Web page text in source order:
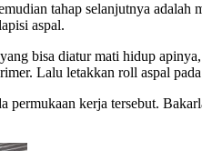
tahap selanjutnya
aspal.
bisa diatur mati hidup
Lalu letakkan roll aspal
kerja tersebut.